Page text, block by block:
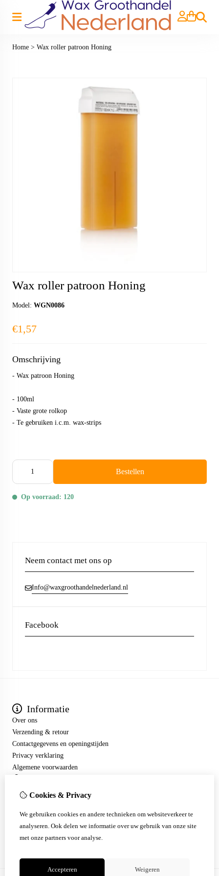
Zoeken
Home > Wax roller patroon Honing
Wax roller patroon Honing
Model: WGN0086
€1,57
Omschrijving
- Wax patroon Honing
- 100ml
- Vaste grote rolkop
- Te gebruiken i.c.m. wax-strips
Bestellen
Op voorraad: 120
Neem contact met ons op
Info@waxgroothandelnederland.nl
Facebook
Informatie
Over ons
Verzending & retour
Contactgegevens en openingstijden
Privacy verklaring
Algemene voorwaarden
Inloggen
Klantenservice
Contact
Sitemap
Cookies & Privacy
We gebruiken cookies en andere technieken om websiteverkeer te
analyseren. Ook delen we informatie over uw gebruik van onze site
met onze partners voor analyse.
Accepteren Weigeren